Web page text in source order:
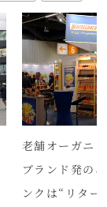
老舗オーガニ
ブランド発の
ンクは“リター